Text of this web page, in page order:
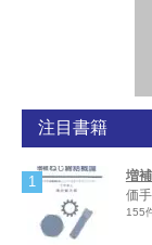
注目書籍
増
価
155